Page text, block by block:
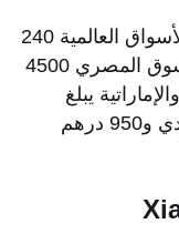
يبلغ سعر موبايل Xiaomi Mi A1 في الأسواق العالمية 240
دولار، بينما يبلغ متوسط سعره في السوق المصري 4500
يبلغ
متوسط سعر الموبايل 700 ريال سعودي و950 درهم